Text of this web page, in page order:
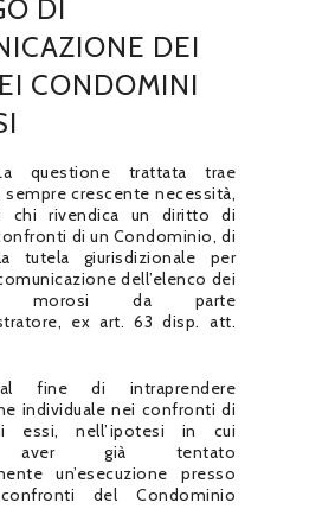
DI
DEI
CONDOMINI
questione trattata trae
sempre crescente necessità,
chi rivendica un diritto di
di un Condominio, di
tutela giurisdizionale per
dell’elenco dei
morosi da parte
ex art. 63 disp. att.
fine di intraprendere
individuale nei confronti di
essi, nell’ipotesi in cui
aver già tentato
un’esecuzione presso
del Condominio